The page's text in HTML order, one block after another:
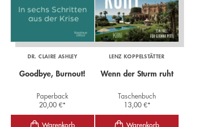
DR. CLAIRE ASHLEY
Goodbye, Burnout!
Paperback
20,00€*
LENZ KOPPELSTÄTTER
Wenn der Sturm ruht
Taschenbuch
13,00 €*